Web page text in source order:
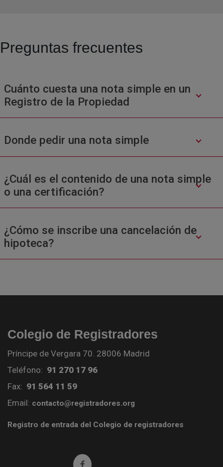
Preguntas frecuentes
Cuánto cuesta una nota simple en un
Registro de la Propiedad
Donde pedir una nota simple
¿Cuál es el contenido de una nota simple
o una certificación?
¿Cómo se inscribe una cancelación de
hipoteca?
Colegio de Registradores
Príncipe de Vergara 70. 28006 Madrid
Teléfono: 91 270 17 96
Fax: 91 564 11 59
Email: contacto@registradores.org
Registro de entrada del Colegio de registradores
Ir a facebook (abre en ventana nueva)